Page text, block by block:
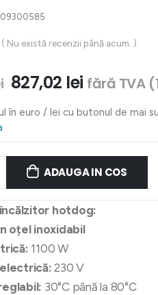
( Nu există recenzii până acum. )
Prețul
a
1.227,52 lei.
827,02 leiPrețul
este:
fără TVA (
în euro / lei cu butonul de mai
ADAUGA IN COS
hotdog:
oțel inoxidabil
1100 W
230 V
30°C până la 80°C